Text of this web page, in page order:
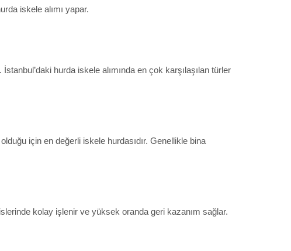
iskele alımı yapar.
hurda iskele alımında en çok karşılaşılan türler
için en değerli iskele hurdasıdır. Genellikle bina
kolay işlenir ve yüksek oranda geri kazanım sağlar.